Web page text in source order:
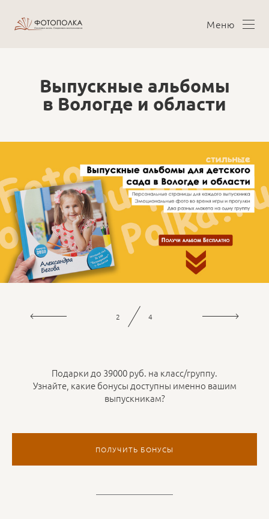
Меню
Выпускные альбомы
в Вологде и области
3 4
Подарки до 39000 руб. на класс/группу.
Узнайте, какие бонусы доступны именно вашим
выпускникам?
ПОЛУЧИТЬ БОНУСЫ